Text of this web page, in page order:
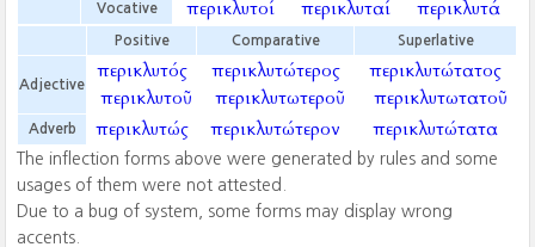
Vocative περικλυτοί περικλυταί περικλυτά
Positive Comparative Superlative
Adjective
περικλυτός
περικλυτοῦ
περικλυτώτερος
περικλυτωτεροῦ
περικλυτώτατος
περικλυτωτατοῦ
Adverb περικλυτώς περικλυτώτερον περικλυτώτατα
The inflection forms above were generated by rules and some
usages of them were not attested.
Due to a bug of system, some forms may display wrong
accents.